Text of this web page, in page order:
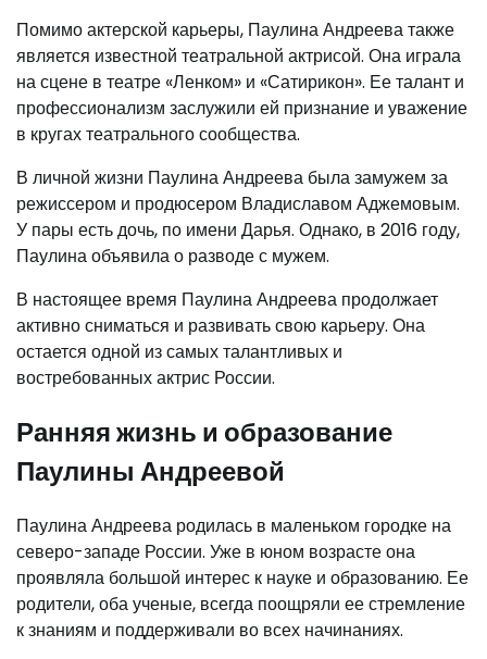
Помимо актерской карьеры, Паулина Андреева также
является известной театральной актрисой. Она играла
на сцене в театре «Ленком» и «Сатирикон». Ее талант и
профессионализм заслужили ей признание и уважение
в кругах театрального сообщества.
В личной жизни Паулина Андреева была замужем за
режиссером и продюсером Владиславом Аджемовым.
У пары есть дочь, по имени Дарья. Однако, в 2016 году,
Паулина объявила о разводе с мужем.
В настоящее время Паулина Андреева продолжает
активно сниматься и развивать свою карьеру. Она
остается одной из самых талантливых и
востребованных актрис России.
Ранняя жизнь и образование
Паулины Андреевой
Паулина Андреева родилась в маленьком городке на
северо-западе России. Уже в юном возрасте она
проявляла большой интерес к науке и образованию. Ее
родители, оба ученые, всегда поощряли ее стремление
к знаниям и поддерживали во всех начинаниях.